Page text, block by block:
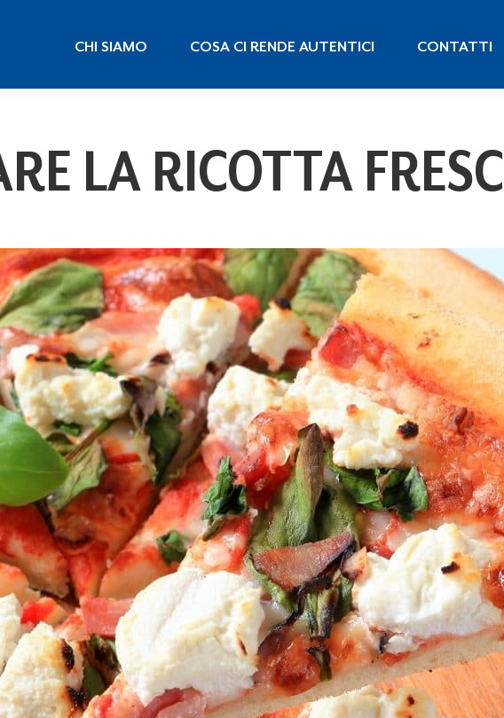
CHI SIAMO COSA CI RENDE AUTENTICI CONTATTI
LA RICOTTA